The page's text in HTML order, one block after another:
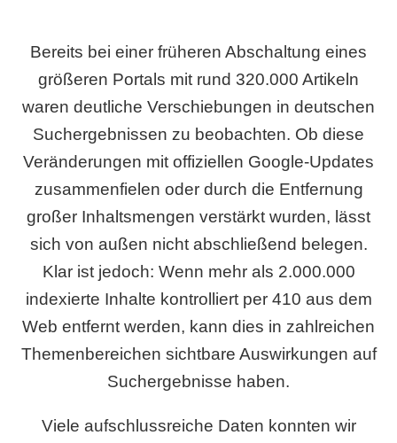
Bereits bei einer früheren Abschaltung eines
größeren Portals mit rund 320.000 Artikeln
waren deutliche Verschiebungen in deutschen
Suchergebnissen zu beobachten. Ob diese
Veränderungen mit offiziellen Google-Updates
zusammenfielen oder durch die Entfernung
großer Inhaltsmengen verstärkt wurden, lässt
sich von außen nicht abschließend belegen.
Klar ist jedoch: Wenn mehr als 2.000.000
indexierte Inhalte kontrolliert per 410 aus dem
Web entfernt werden, kann dies in zahlreichen
Themenbereichen sichtbare Auswirkungen auf
Suchergebnisse haben.
Viele aufschlussreiche Daten konnten wir